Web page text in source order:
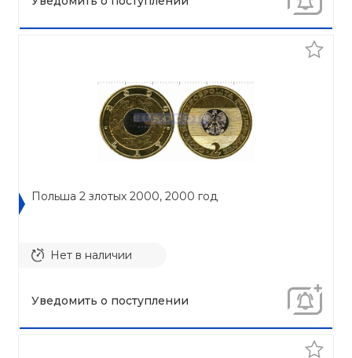
Польша 2 злотых 2000, 2000 год
Нет в наличии
Уведомить о поступлении